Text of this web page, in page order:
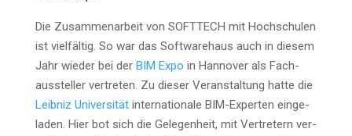
Die Zusam­men­ar­beit von SOFTTECH mit Hoch­schu­len
ist viel­fäl­tig. So war das Soft­ware­haus auch in die­sem
Jahr wie­der bei der BIM Expo in Han­no­ver als Fach­
aus­stel­ler ver­tre­ten. Zu die­ser Ver­an­stal­tung hat­te die
Leib­niz Uni­ver­si­tät inter­na­tio­na­le BIM-Exper­ten ein­ge­
la­den. Hier bot sich die Gele­gen­heit, mit Ver­tre­tern ver­